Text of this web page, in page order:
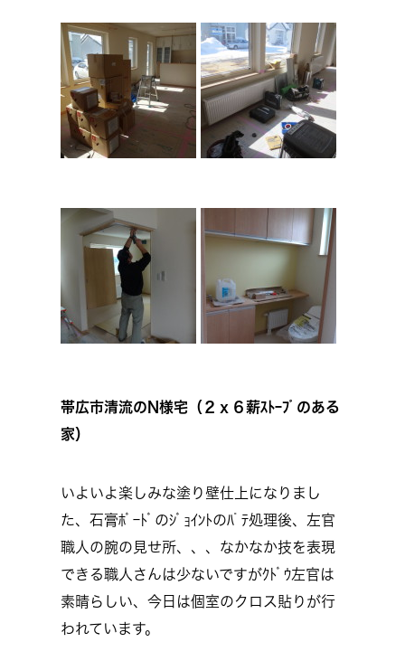
帯広市清流のN様宅（２ｘ６薪ｽﾄｰﾌﾞのある
家）
いよいよ楽しみな塗り壁仕上になりまし
た、石膏ﾎﾞｰﾄﾞのｼﾞｮｲﾝﾄのﾊﾟﾃ処理後、左官
職人の腕の見せ所、、、なかなか技を表現
できる職人さんは少ないですがｸﾄﾞｳ左官は
素晴らしい、今日は個室のクロス貼りが行
われています。